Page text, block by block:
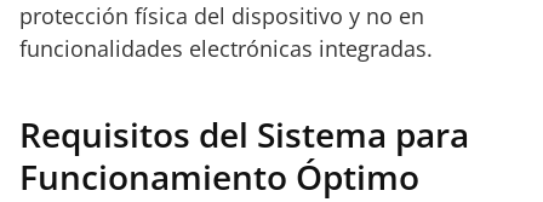
protección física del dispositivo y no en
funcionalidades electrónicas integradas.
Requisitos del Sistema para
Funcionamiento Óptimo